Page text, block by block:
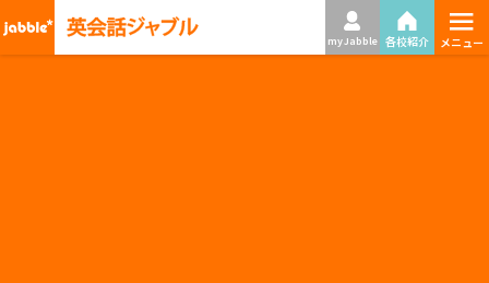
my Jabble 各校紹介 ≡
メニュー